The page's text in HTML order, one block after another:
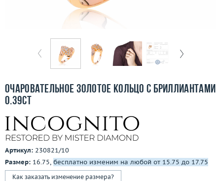
Покупка и оплата
Ломбард
Контакты
Заказать звонок
Очаровательное золотое кольцо с бриллиантами
0.39ct
Артикул: 230821/10
Размер: 16.75, бесплатно изменим на любой от 15.75 до 17.75
Как заказать изменение размера?